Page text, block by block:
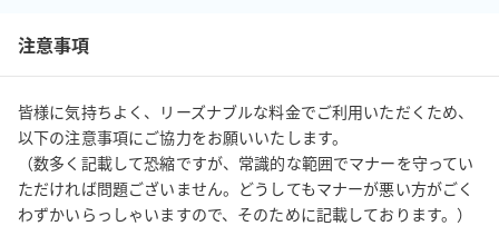
管理システムにて検知の上、利用規約に則り対応させていただき
ます。）
は不要でございます。
・ビル内全面禁煙です。
・当スペースのプロジェクター・モニター・WiFiなどの付帯設備
は無料でご利用いただけます（各設備の有無は予約サイト上に別
注意事項
皆様に気持ちよく、リーズナブルな料金でご利用いただくため、
以下の注意事項にご協力をお願いいたします。
（数多く記載して恐縮ですが、常識的な範囲でマナーを守ってい
ただければ問題ございません。どうしてもマナーが悪い方がごく
わずかいらっしゃいますので、そのために記載しております。）